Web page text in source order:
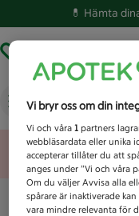
💊 Hämta
Vad letar
Vi bryr oss om din
Vi och våra1 partners
webbläsardata eller unika
accepterar tillåter du att
anges under ”Vi och våra
Om du väljer Avvisa alla
spårare är inaktiverade
vara mindre relevanta för